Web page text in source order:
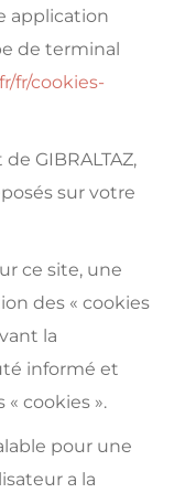
application
de terminal
fr/cookies-
GIBRALTAZ,
sur votre
ce site, une
des « cookies
la
informé et
cookies ».
pour une
a la